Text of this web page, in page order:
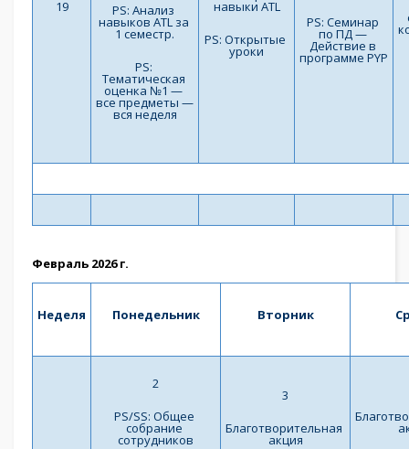
19
PS: Анализ
навыков ATL за
1 семестр.
PS:
Тематическая
оценка №1 —
все предметы —
вся неделя
навыки ATL
PS: Открытые
уроки
PS: Семинар
по ПД —
Действие в
программе PYP
Февраль 2026 г.
Неделя Понедельник Вторник
2
PS/SS: Общее
собрание
сотрудников
3
Благотворительная
акция